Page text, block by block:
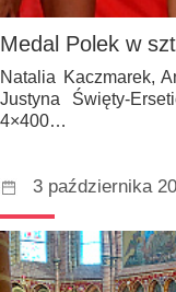
Medal Polek w
Natalia Kaczmarek,
Justyna Święty-
4×400…
3 października